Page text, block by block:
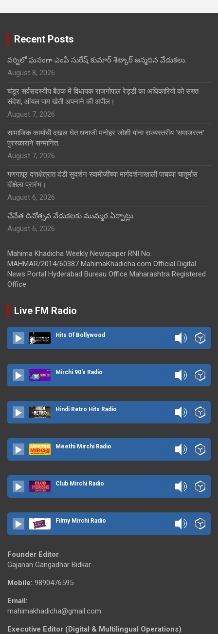
Recent Posts
వర్నిలో ఘనంగా ఎంపీ సురేష్ కుమార్ శెట్కార్ జన్మదిన వేడుకలు.
August 8, 2026
चंडूर सर्वसदस्यीय बैठक में विधायक राजगोपाल रेड्डी का अधिकारियों को सख्त
संदेश, ऑयल पाम खेती अपनाने की अपील।
August 7, 2026
सामाजिक कार्याची दखल घेत धनाजी मनोहर जोशी यांना राज्यस्तरीय ‘समाजरत्न’
पुरस्काराने सन्मानित.
August 7, 2026
गणगापूर दत्तक्षेत्रात दंडी सुदर्शन स्वामीजींच्या मार्गदर्शनाखाली पाचव्या चातुर्मास
दीक्षेला प्रारंभ।
August 6, 2026
చేనేత దినోత్సవ వేడుకలకు ముమ్మర ఏర్పాట్లు.
August 6, 2026
Mahima Khadicha Weekly Newspaper RNI No.
MAHMAR/2014/60387 MahimaKhadicha.com Official Digital
News Portal Hyderabad Bureau Office Maharashtra Registered
Office
Live FM Radio
Hits Of Bollywood
Mirchi 90's Radio
Hindi Retro Hits Radio
Meethi Mirchi Radio
Club Mirchi Radio
Filmy Mirchi Radio
Founder Editor
Gajanan Gangadhar Bidkar
Mobile: 9890476595
Email:
mahimakhadicha@gmail.com
Executive Editor (Digital & Multilingual Operations)